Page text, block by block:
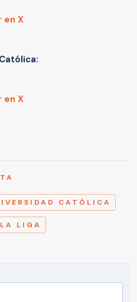
en X
en X
CATÓLICA
LIGA